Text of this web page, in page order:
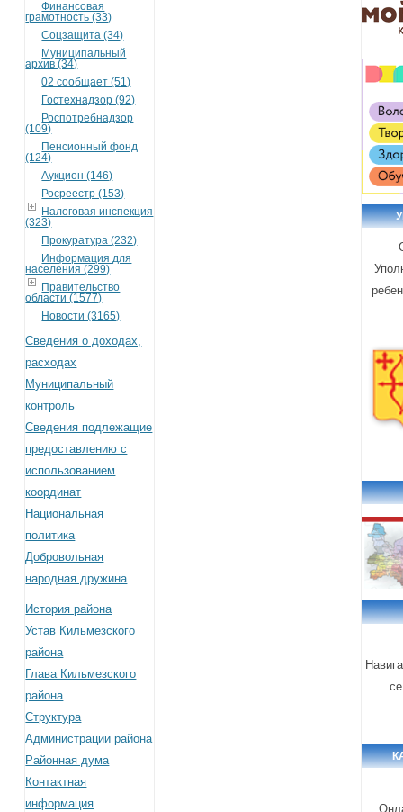
Финансовая
грамотность (33)
Соцзащита (34)
Муниципальный
архив (34)
02 сообщает (51)
Гостехнадзор (92)
Роспотребнадзор
(109)
Пенсионный фонд
(124)
Аукцион (146)
Росреестр (153)
Налоговая инспекция
(323)
Прокуратура (232)
Информация для
населения (299)
Правительство
области (1577)
Новости (3165)
Сведения о доходах,
расходах
Муниципальный
контроль
Сведения подлежащие
предоставлению с
использованием
координат
Национальная
политика
Добровольная
народная дружина
История района
Устав Кильмезского
района
Глава Кильмезского
района
Структура
Администрации района
Районная дума
Контактная
информация